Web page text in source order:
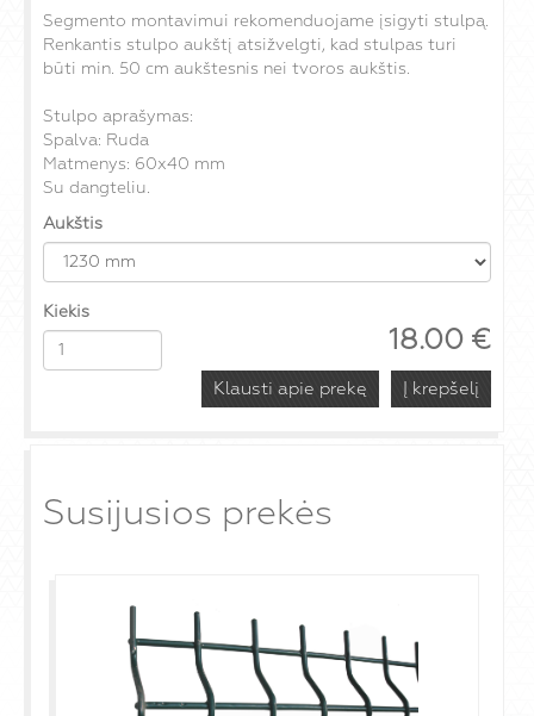
Segmento montavimui rekomenduojame įsigyti stulpą.
Renkantis stulpo aukštį atsižvelgti, kad stulpas turi
būti min. 50 cm aukštesnis nei tvoros aukštis.
Stulpo aprašymas:
Spalva: Ruda
Matmenys: 60x40 mm
Su dangteliu.
Aukštis
18.00 €
Kiekis
Klausti apie prekę
Susijusios prekės